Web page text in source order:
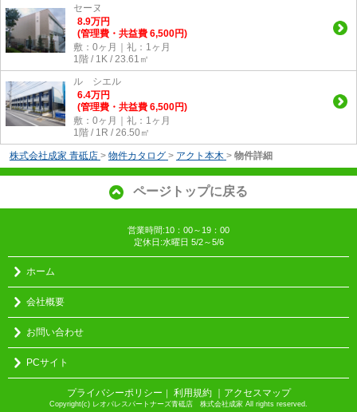
セーヌ
8.9万円
(管理費・共益費 6,500円)
敷：0ヶ月｜礼：1ヶ月
1階 / 1K / 23.61㎡
ル シエル
6.4万円
(管理費・共益費 6,500円)
敷：0ヶ月｜礼：1ヶ月
1階 / 1R / 26.50㎡
株式会社成家 青砥店 > 物件カタログ > アクト本木 > 物件詳細
ページトップに戻る
営業時間:10：00～19：00
定休日:水曜日 5/2～5/6
ホーム
会社概要
お問い合わせ
PCサイト
プライバシーポリシー ｜ 利用規約 ｜アクセスマップ
Copyright(c) レオパレスパートナーズ青砥店 株式会社成家 All rights reserved.